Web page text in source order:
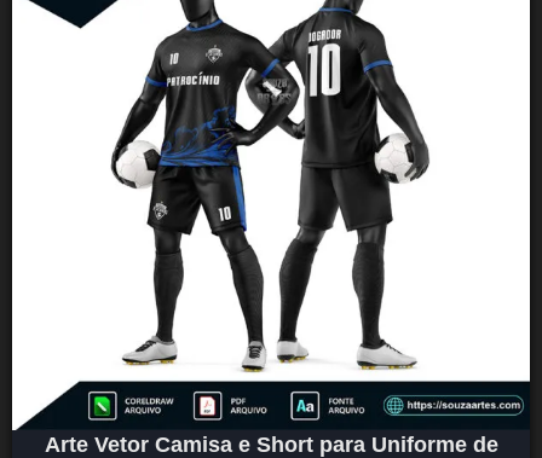
Arte Vetor Camisa e Short para Uniforme de